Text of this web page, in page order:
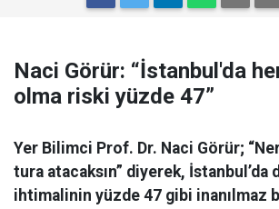
Naci Görür: “İstanbul'da
olma riski yüzde 47”
Yer Bilimci Prof. Dr. Naci Görür;
tura atacaksın” diyerek, İstanbul’da
ihtimalinin yüzde 47 gibi inanılmaz